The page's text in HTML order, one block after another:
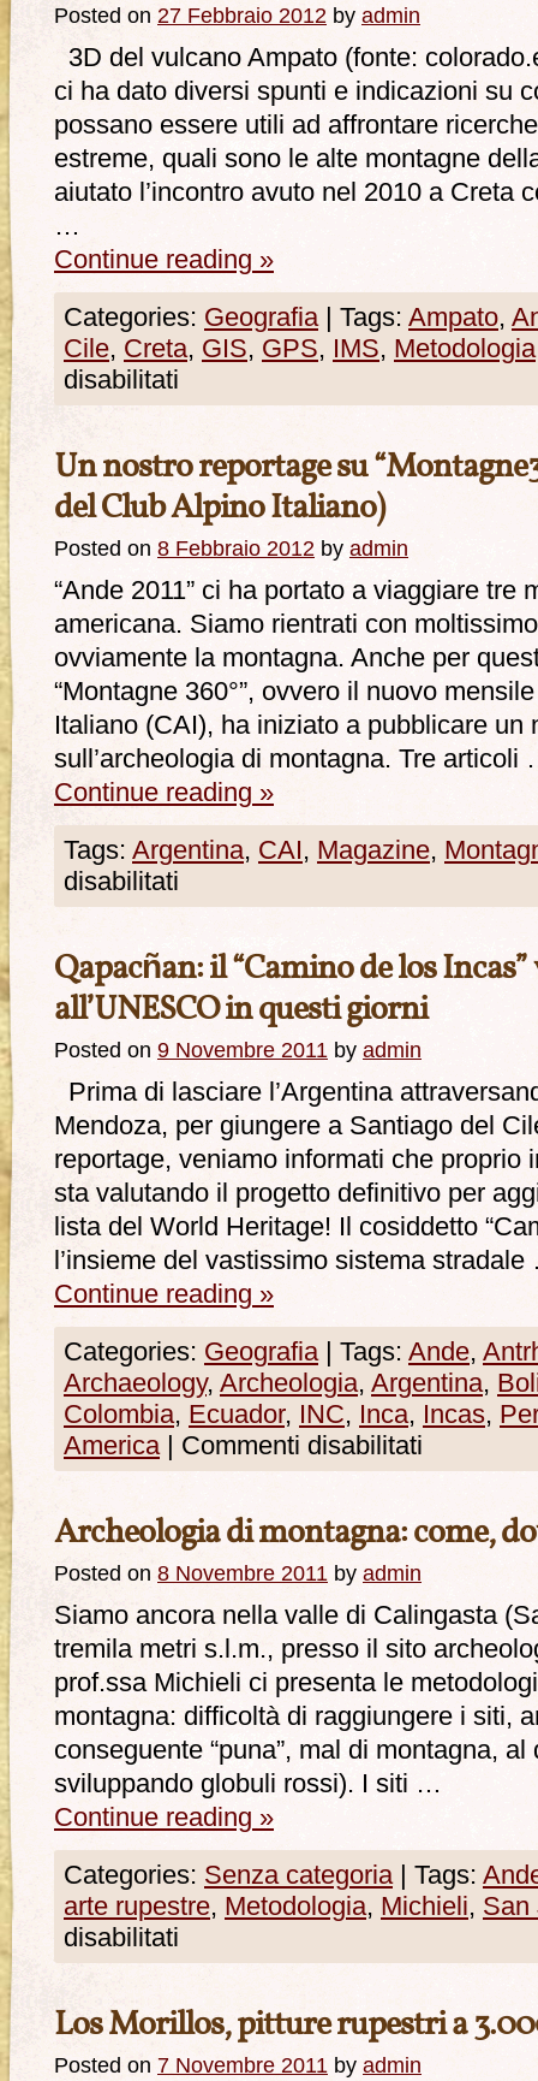
Posted on 27 Febbraio 2012 by admin
3D del vulcano Ampato (fonte:
ci ha dato diversi spunti e indicazioni su
possano essere utili ad affrontare
estreme, quali sono le alte montagne
aiutato l’incontro avuto nel 2010 a Creta
…
Continue reading »
Categories: Geografia Tags: Ampato,
Cile, Creta, GIS, GPS, IMS, Metodologia
disabilitati
Un nostro reportage su
del Club Alpino Italiano)
Posted on 8 Febbraio 2012 by admin
“Ande 2011” ci ha portato a viaggiare tre
americana. Siamo rientrati con
ovviamente la montagna. Anche per
“Montagne 360°”, ovvero il nuovo
Italiano (CAI), ha iniziato a pubblicare un
sull’archeologia di montagna. Tre articoli
Continue reading »
Tags: Argentina, CAI, Magazine,
disabilitati
Qapacñan: il “Camino de los
all’UNESCO in questi giorni
Posted on 9 Novembre 2011 by admin
Prima di lasciare l’Argentina
Mendoza, per giungere a Santiago del
reportage, veniamo informati che proprio
sta valutando il progetto definitivo per
lista del World Heritage! Il cosiddetto
l’insieme del vastissimo sistema
Continue reading »
Categories: Geografia Tags: Ande,
Archaeology, Archeologia, Argentina,
Colombia, Ecuador, INC, Inca, Incas,
America
Commenti disabilitati
Archeologia di montagna: come,
Posted on 8 Novembre 2011 by admin
Siamo ancora nella valle di Calingasta
tremila metri s.l.m., presso il sito
prof.ssa Michieli ci presenta le
montagna: difficoltà di raggiungere i siti,
conseguente “puna”, mal di montagna,
sviluppando globuli rossi). I siti …
Continue reading »
Categories: Senza categoria Tags:
arte rupestre, Metodologia, Michieli, San
disabilitati
Los Morillos, pitture rupestri a
Posted on 7 Novembre 2011 by admin